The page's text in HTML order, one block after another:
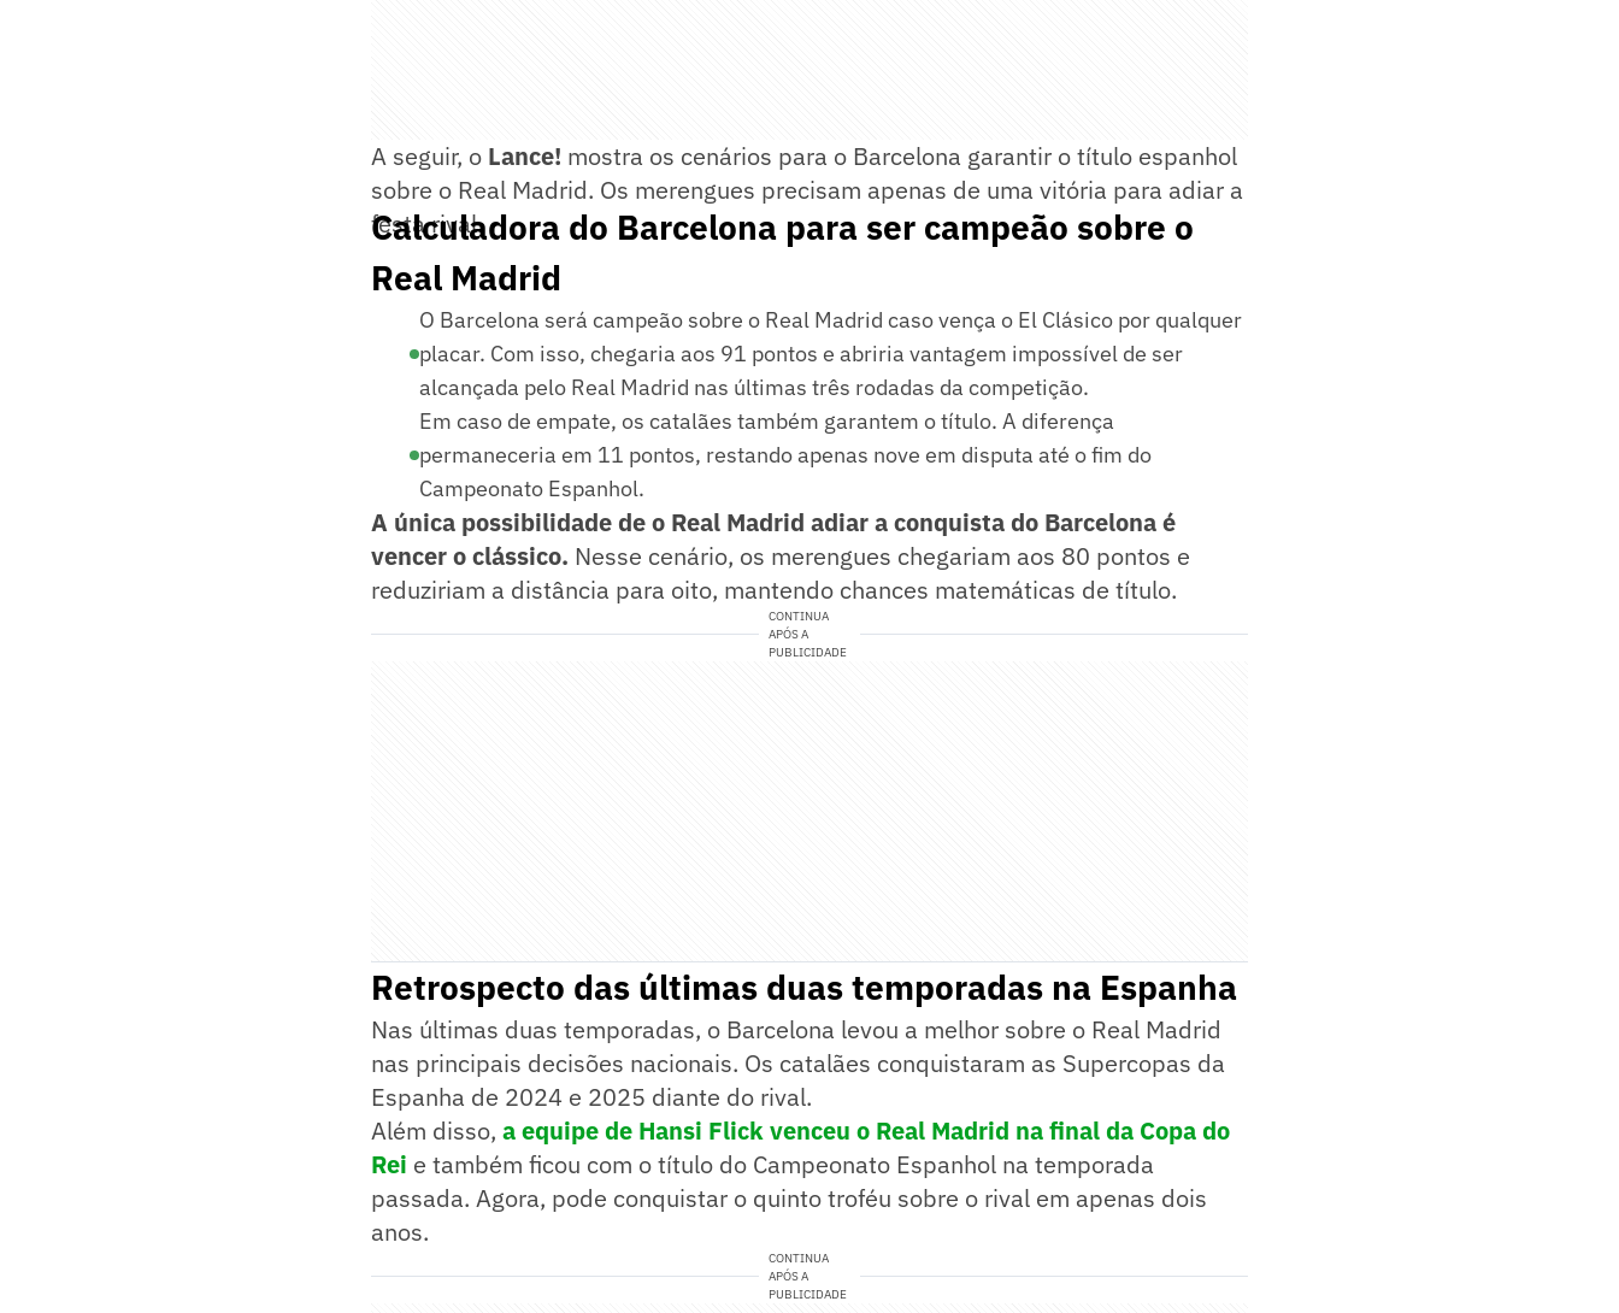
A seguir, o Lance! mostra os cenários para o Barcelona garantir o título espanhol
sobre o Real Madrid. Os merengues precisam apenas de uma vitória para adiar a
festa rival.
Calculadora do Barcelona para ser campeão sobre o
Real Madrid
O Barcelona será campeão sobre o Real Madrid caso vença o El Clásico por qualquer
placar. Com isso, chegaria aos 91 pontos e abriria vantagem impossível de ser
alcançada pelo Real Madrid nas últimas três rodadas da competição.
Em caso de empate, os catalães também garantem o título. A diferença
permaneceria em 11 pontos, restando apenas nove em disputa até o fim do
Campeonato Espanhol.
A única possibilidade de o Real Madrid adiar a conquista do Barcelona é
vencer o clássico. Nesse cenário, os merengues chegariam aos 80 pontos e
reduziriam a distância para oito, mantendo chances matemáticas de título.
CONTINUA
APÓS A
PUBLICIDADE
Retrospecto das últimas duas temporadas na Espanha
Nas últimas duas temporadas, o Barcelona levou a melhor sobre o Real Madrid
nas principais decisões nacionais. Os catalães conquistaram as Supercopas da
Espanha de 2024 e 2025 diante do rival.
Além disso, a equipe de Hansi Flick venceu o Real Madrid na final da Copa do
Rei e também ficou com o título do Campeonato Espanhol na temporada
passada. Agora, pode conquistar o quinto troféu sobre o rival em apenas dois
anos.
CONTINUA
APÓS A
PUBLICIDADE